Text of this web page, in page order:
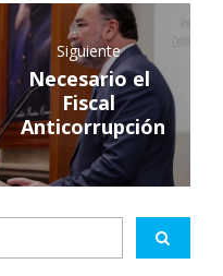
Siguiente
Necesario el
Fiscal
Anticorrupción